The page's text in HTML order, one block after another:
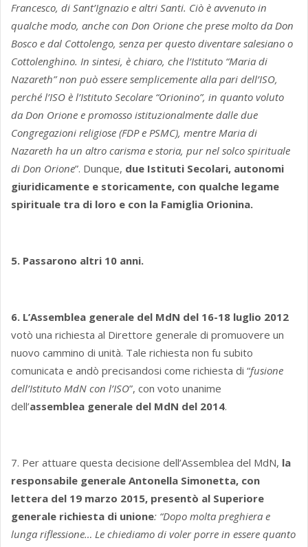
Francesco, di Sant’Ignazio e altri Santi. Ciò è avvenuto in
qualche modo, anche con Don Orione che prese molto da Don
Bosco e dal Cottolengo, senza per questo diventare salesiano o
Cottolenghino. In sintesi, è chiaro, che l’Istituto “Maria di
Nazareth” non può essere semplicemente alla pari dell’ISO,
perché l’ISO è l’Istituto Secolare “Orionino”, in quanto voluto
da Don Orione e promosso istituzionalmente dalle due
Congregazioni religiose (FDP e PSMC), mentre Maria di
Nazareth ha un altro carisma e storia, pur nel solco spirituale
di Don Orione”. Dunque, due Istituti Secolari, autonomi
giuridicamente e storicamente, con qualche legame
spirituale tra di loro e con la Famiglia Orionina.
5. Passarono altri 10 anni.
6. L’Assemblea generale del MdN del 16-18 luglio 2012
votò una richiesta al Direttore generale di promuovere un
nuovo cammino di unità. Tale richiesta non fu subito
comunicata e andò precisandosi come richiesta di “fusione
dell’Istituto MdN con l’ISO”, con voto unanime
dell’assemblea generale del MdN del 2014.
7. Per attuare questa decisione dell’Assemblea del MdN, la
responsabile generale Antonella Simonetta, con
lettera del 19 marzo 2015, presentò al Superiore
generale richiesta di unione: “Dopo molta preghiera e
lunga riflessione… Le chiediamo di voler porre in essere quanto